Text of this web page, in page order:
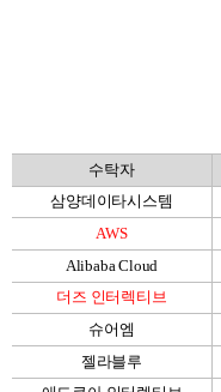
수탁자
삼양데이타시스템
AWS
Alibaba Cloud
더즈 인터렉티브
슈어엠
젤라블루